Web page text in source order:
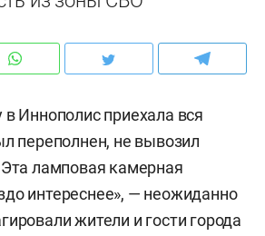
Иннополис приехала вся
переполнен, не вывозил
ламповая камерная
интереснее», — неожиданно
жители и гости города